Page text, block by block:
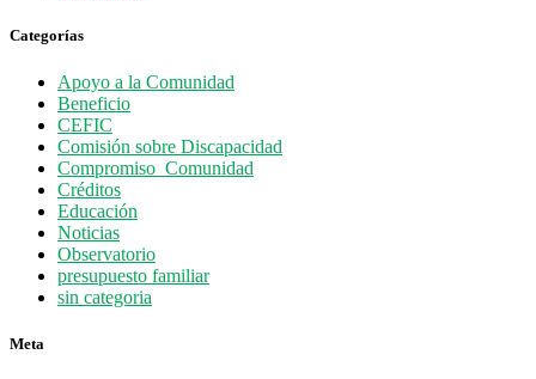
Categorías
Apoyo a la Comunidad
Beneficio
CEFIC
Comisión sobre Discapacidad
Compromiso_Comunidad
Créditos
Educación
Noticias
Observatorio
presupuesto familiar
sin categoria
Meta